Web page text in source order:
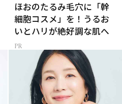
ほおのたるみ毛穴に「幹
細胞コスメ」を！うるお
いとハリが絶好調な肌へ